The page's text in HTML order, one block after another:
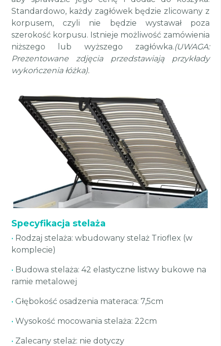
Standardowo, każdy zagłówek będzie zlicowany z
korpusem, czyli nie będzie wystawał poza
szerokość korpusu. Istnieje możliwość zamówienia
niższego lub wyższego zagłówka.(UWAGA:
Prezentowane zdjęcia przedstawiają przykłady
wykończenia łóżka).
Specyfikacja stelaża
• Rodzaj stelaża: wbudowany stelaż Trioflex (w
komplecie)
• Budowa stelaża: 42 elastyczne listwy bukowe na
ramie metalowej
• Głębokość osadzenia materaca: 7,5cm
• Wysokość mocowania stelaża: 22cm
• Zalecany stelaż: nie dotyczy